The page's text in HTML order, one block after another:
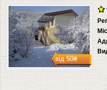
від50₴